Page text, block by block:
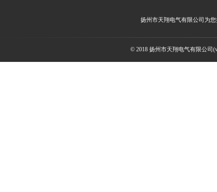
扬州市天翔电气有限公司为
© 2018 扬州市天翔电气有限公司